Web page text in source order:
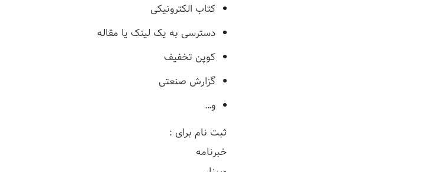
کتاب الکترونیکی
دسترسی به یک لینک یا مقاله
کوپن تخفیف
گزارش صنعتی
و…
ثبت نام برای :
خبرنامه